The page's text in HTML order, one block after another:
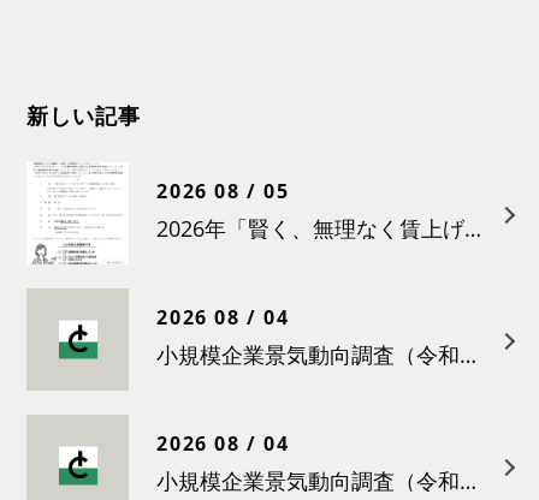
新しい記事
2026 08 / 05
2026年「賢く、無理なく賃上げを！小さな職場のための労務管理セミナー」の開催について
2026 08 / 04
小規模企業景気動向調査（令和８年６月）結果について
2026 08 / 04
小規模企業景気動向調査（令和８年５月）結果について